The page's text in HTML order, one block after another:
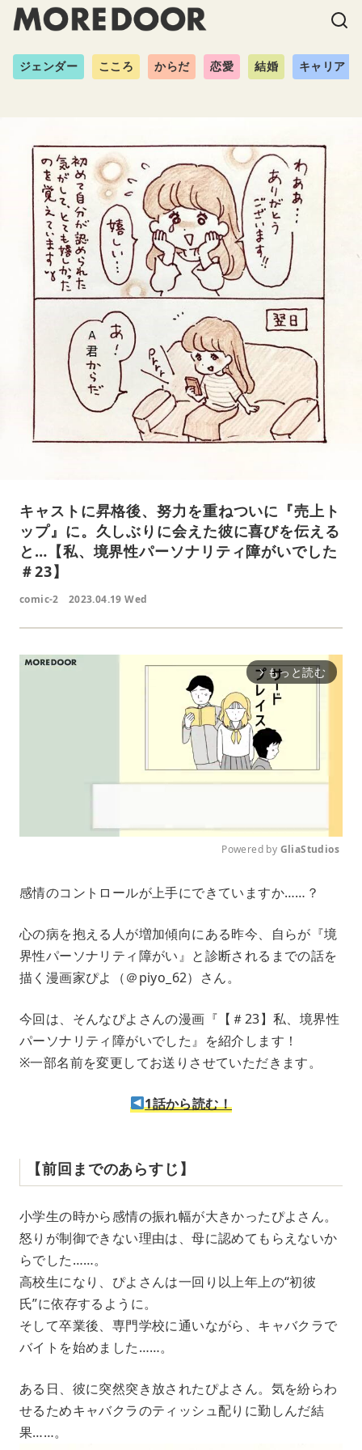
ジェンダー こころ からだ 恋愛 結婚 キャリア
キャストに昇格後、努力を重ねついに『売上ト
ップ』に。久しぶりに会えた彼に喜びを伝える
と…【私、境界性パーソナリティ障がいでした
＃23】
comic-2 2023.04.19 Wed
arrow_forward_ios もっと読む
u
e
Powered by GliaStudios
感情のコントロールが上手にできていますか……？
心の病を抱える人が増加傾向にある昨今、自らが『境
界性パーソナリティ障がい』と診断されるまでの話を
描く漫画家ぴよ（＠piyo_62）さん。
今回は、そんなぴよさんの漫画『【＃23】私、境界性
パーソナリティ障がいでした』を紹介します！
※一部名前を変更してお送りさせていただきます。
1話から読む！
【前回までのあらすじ】
小学生の時から感情の振れ幅が大きかったぴよさん。
怒りが制御できない理由は、母に認めてもらえないか
らでした……。
高校生になり、ぴよさんは一回り以上年上の“初彼
氏”に依存するように。
そして卒業後、専門学校に通いながら、キャバクラで
バイトを始めました……。
ある日、彼に突然突き放されたぴよさん。気を紛らわ
せるためキャバクラのティッシュ配りに勤しんだ結
果……。